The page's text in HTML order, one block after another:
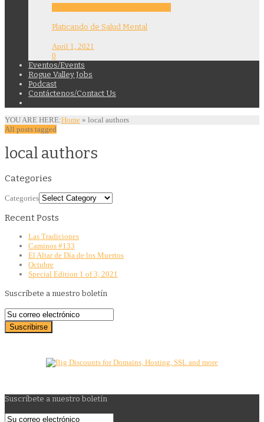
Platicando de Salud Mental
April 1, 2021
0
Eventos/Events
Rogue Valley Jobs
Podcast
Contáctenos/Contact Us
YOU ARE HERE:Home » local authors
All posts tagged
local authors
Categories
Categories
Recent Posts
Las Tradiciones
Caminos #133
El Altar de Día de los Muertos
Octubre
Special Edition 1 of 3, 2021
Suscríbete a nuestro boletín
Suscríbete a nuestro boletín